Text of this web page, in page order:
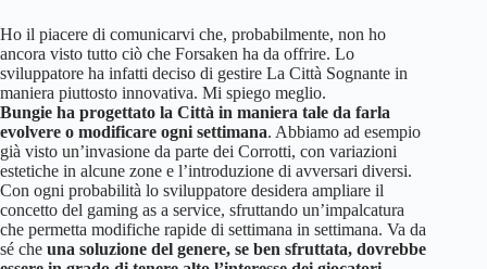
Ho il piacere di comunicarvi che, probabilmente, non ho
ancora visto tutto ciò che Forsaken ha da offrire. Lo
sviluppatore ha infatti deciso di gestire La Città Sognante in
maniera piuttosto innovativa. Mi spiego meglio.
Bungie ha progettato la Città in maniera tale da farla
evolvere o modificare ogni settimana. Abbiamo ad esempio
già visto un’invasione da parte dei Corrotti, con variazioni
estetiche in alcune zone e l’introduzione di avversari diversi.
Con ogni probabilità lo sviluppatore desidera ampliare il
concetto del gaming as a service, sfruttando un’impalcatura
che permetta modifiche rapide di settimana in settimana. Va da
sé che una soluzione del genere, se ben sfruttata, dovrebbe